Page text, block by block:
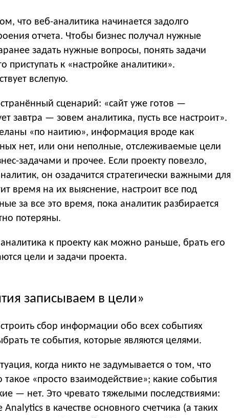
что веб-аналитика начинается задолго
отчета. Чтобы бизнес получал нужные
задать нужные вопросы, понять задачи
приступать к «настройке аналитики».
вслепую.
сценарий: «сайт уже готов —
завтра — зовем аналитика, пусть все настроит».
«по наитию», информация вроде как
нет, или они неполные, отслеживаемые цели
задачами и прочее. Если проекту повезло,
он озадачится стратегически важными для
время на их выяснение, настроит все под
за все это время, пока аналитик разбирается
потеряны.
к проекту как можно раньше, брать его
цели и задачи проекта.
записываем в цели»
сбор информации обо всех событиях
те события, которые являются целями.
когда никто не задумывается о том, что
такое «просто взаимодействие»; какие события
— нет. Это чревато тяжелыми последствиями:
Analytics в качестве основного счетчика (а таких